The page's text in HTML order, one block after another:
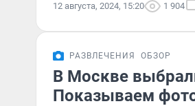
12 августа, 2024, 15:20 1 904
РАЗВЛЕЧЕНИЯ ОБЗОР
В Москве
Показываем